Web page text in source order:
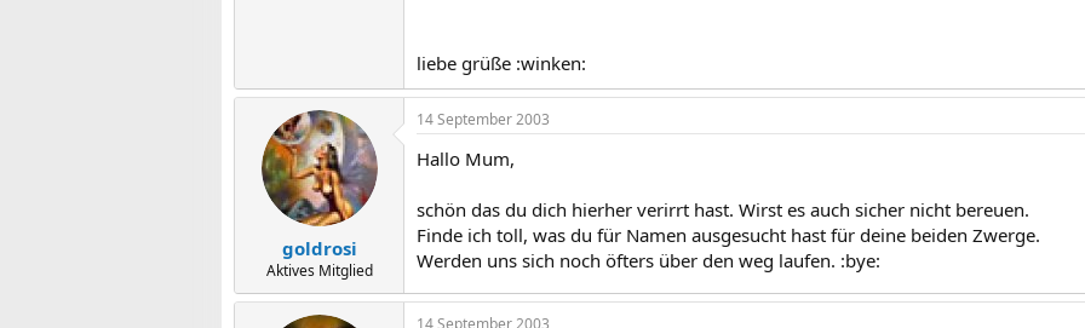
liebe grüße :winken:
goldrosi
Aktives Mitglied
14 September 2003
Hallo Mum,
schön das du dich hierher verirrt hast. Wirst es auch sicher nicht bereuen.
Finde ich toll, was du für Namen ausgesucht hast für deine beiden Zwerge.
Werden uns sich noch öfters über den weg laufen. :bye:
14 September 2003